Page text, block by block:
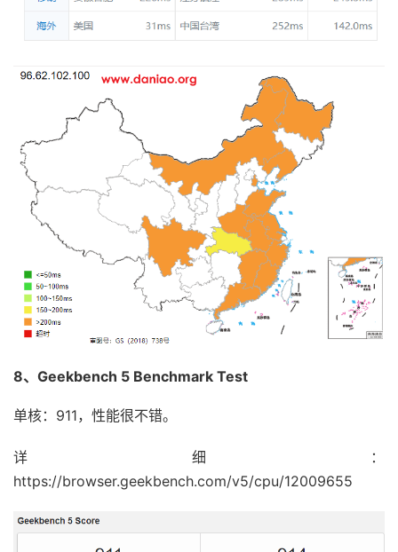
8、Geekbench 5 Benchmark Test
单核：911，性能很不错。
详细：
https://browser.geekbench.com/v5/cpu/12009655